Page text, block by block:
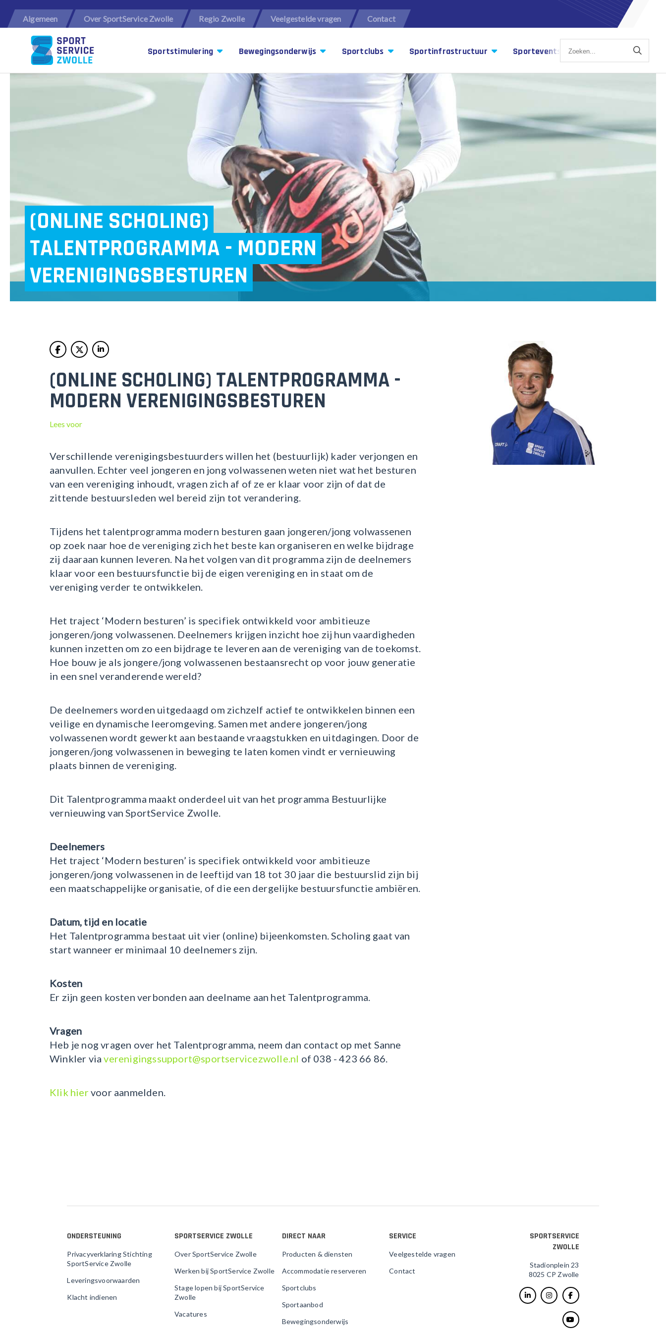
Algemeen Over SportService Zwolle Regio Zwolle Veelgestelde vragen Contact
Sportstimulering Bewegingsonderwijs Sportclubs Sportinfrastructuur Sportevents Sportagenda
(ONLINE SCHOLING)
TALENTPROGRAMMA - MODERN
VERENIGINGSBESTUREN
(ONLINE SCHOLING) TALENTPROGRAMMA -
MODERN VERENIGINGSBESTUREN
Lees voor
Verschillende verenigingsbestuurders willen het (bestuurlijk) kader verjongen en
aanvullen. Echter veel jongeren en jong volwassenen weten niet wat het besturen
van een vereniging inhoudt, vragen zich af of ze er klaar voor zijn of dat de
zittende bestuursleden wel bereid zijn tot verandering.
Tijdens het talentprogramma modern besturen gaan jongeren/jong volwassenen
op zoek naar hoe de vereniging zich het beste kan organiseren en welke bijdrage
zij daaraan kunnen leveren. Na het volgen van dit programma zijn de deelnemers
klaar voor een bestuursfunctie bij de eigen vereniging en in staat om de
vereniging verder te ontwikkelen.
Het traject ‘Modern besturen’ is specifiek ontwikkeld voor ambitieuze
jongeren/jong volwassenen. Deelnemers krijgen inzicht hoe zij hun vaardigheden
kunnen inzetten om zo een bijdrage te leveren aan de vereniging van de toekomst.
Hoe bouw je als jongere/jong volwassenen bestaansrecht op voor jouw generatie
in een snel veranderende wereld?
De deelnemers worden uitgedaagd om zichzelf actief te ontwikkelen binnen een
veilige en dynamische leeromgeving. Samen met andere jongeren/jong
volwassenen wordt gewerkt aan bestaande vraagstukken en uitdagingen. Door de
jongeren/jong volwassenen in beweging te laten komen vindt er vernieuwing
plaats binnen de vereniging.
Dit Talentprogramma maakt onderdeel uit van het programma Bestuurlijke
vernieuwing van SportService Zwolle.
Deelnemers
Het traject ‘Modern besturen’ is specifiek ontwikkeld voor ambitieuze
jongeren/jong volwassenen in de leeftijd van 18 tot 30 jaar die bestuurslid zijn bij
een maatschappelijke organisatie, of die een dergelijke bestuursfunctie ambiëren.
Datum, tijd en locatie
Het Talentprogramma bestaat uit vier (online) bijeenkomsten. Scholing gaat van
start wanneer er minimaal 10 deelnemers zijn.
Kosten
Er zijn geen kosten verbonden aan deelname aan het Talentprogramma.
Vragen
Heb je nog vragen over het Talentprogramma, neem dan contact op met Sanne
Winkler viaverenigingssupport@sportservicezwolle.nl of 038 - 423 66 86.
Klik hiervoor aanmelden.
ONDERSTEUNING
Privacyverklaring Stichting
SportService Zwolle
Leveringsvoorwaarden
Klacht indienen
SPORTSERVICE ZWOLLE
Over SportService Zwolle
Werken bij SportService Zwolle
Stage lopen bij SportService
Zwolle
Vacatures
DIRECT NAAR
Producten & diensten
Accommodatie reserveren
Sportclubs
Sportaanbod
Bewegingsonderwijs
SERVICE
Veelgestelde vragen
Contact
SPORTSERVICE
ZWOLLE
Stadionplein 23
8025 CP Zwolle